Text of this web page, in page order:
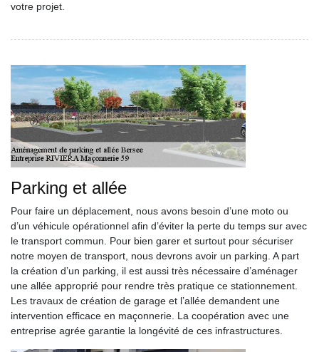
votre projet.
Parking et allée
Pour faire un déplacement, nous avons besoin d’une moto ou
d’un véhicule opérationnel afin d’éviter la perte du temps sur avec
le transport commun. Pour bien garer et surtout pour sécuriser
notre moyen de transport, nous devrons avoir un parking. A part
la création d’un parking, il est aussi très nécessaire d’aménager
une allée approprié pour rendre très pratique ce stationnement.
Les travaux de création de garage et l’allée demandent une
intervention efficace en maçonnerie. La coopération avec une
entreprise agrée garantie la longévité de ces infrastructures.